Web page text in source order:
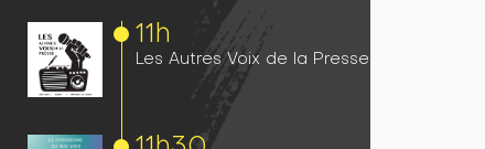
11h
Les Autres Voix de la Presse